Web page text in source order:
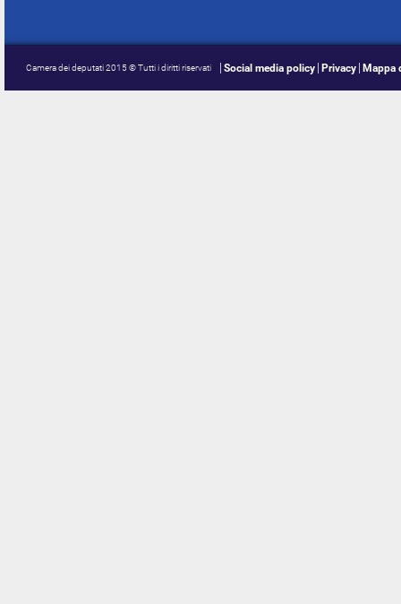
Camera dei deputati 2015 © Tutti i diritti riservati Social media policy Privacy Mappa